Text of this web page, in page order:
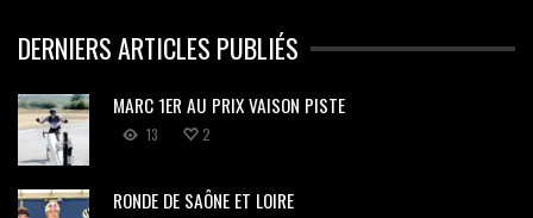
DERNIERS ARTICLES PUBLIÉS
MARC 1ER AU PRIX VAISON PISTE
13 2
RONDE DE SAÔNE ET LOIRE